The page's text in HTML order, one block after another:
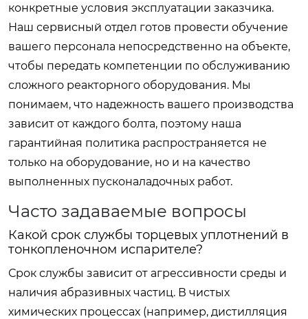
конкретные условия эксплуатации заказчика.
Наш сервисный отдел готов провести обучение
вашего персонала непосредственно на объекте,
чтобы передать компетенции по обслуживанию
сложного реакторного оборудования. Мы
понимаем, что надежность вашего производства
зависит от каждого болта, поэтому наша
гарантийная политика распространяется не
только на оборудование, но и на качество
выполненных пусконаладочных работ.
Часто задаваемые вопросы
Какой срок службы торцевых уплотнений в
тонкопленочном испарителе?
Срок службы зависит от агрессивности среды и
наличия абразивных частиц. В чистых
химических процессах (например, дистилляция